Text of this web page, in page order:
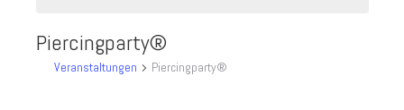
Piercingparty®
Veranstaltungen Piercingparty®